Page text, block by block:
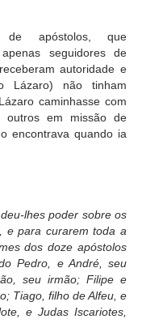
de apóstolos, que
seguidores de
autoridade e
Lázaro) não tinham
caminhasse com
em missão de
encontrava quando ia
lhes poder sobre os
e para curarem toda a
dos doze apóstolos
Pedro, e André, seu
seu irmão; Filipe e
Tiago, filho de Alfeu, e
e Judas Iscariotes,